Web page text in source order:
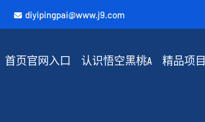
diyipingpai@www.j9.com
首页官网入口 认识悟空黑桃A 精品项目